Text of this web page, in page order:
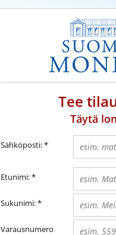
Tee
Täytä
Sähköposti:*
Etunimi:*
Sukunimi:*
Varausnumero